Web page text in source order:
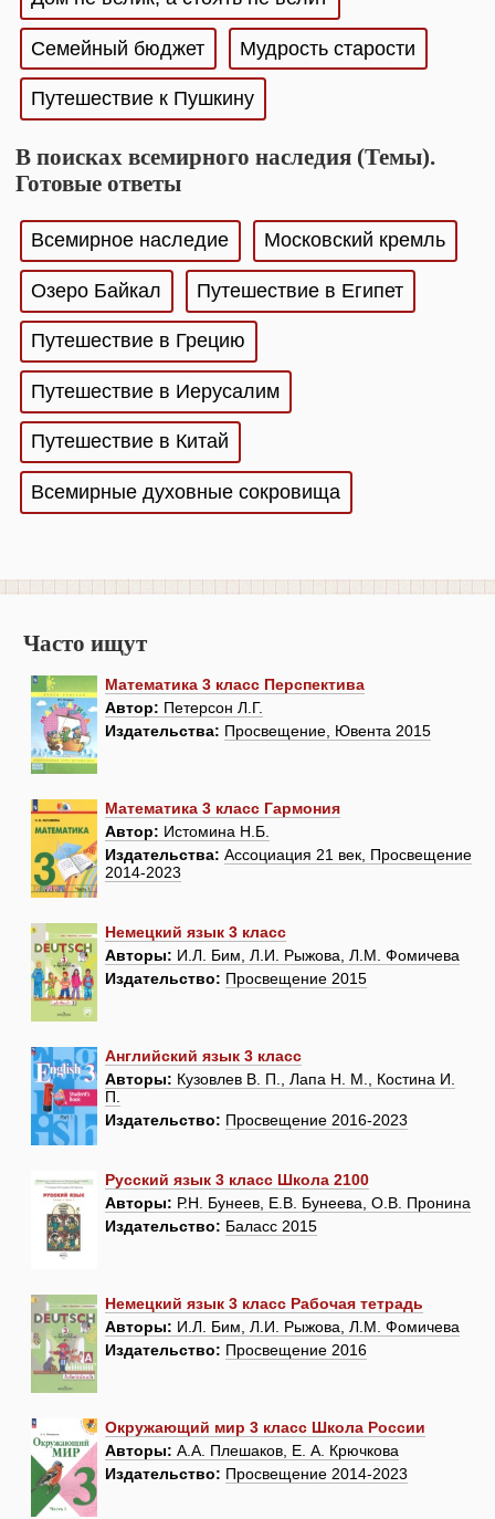
Семейный бюджет Мудрость старости
Путешествие к Пушкину
В поисках всемирного наследия (Темы).
Готовые ответы
Всемирное наследие Московский кремль
Озеро Байкал Путешествие в Египет
Путешествие в Грецию
Путешествие в Иерусалим
Путешествие в Китай
Всемирные духовные сокровища
Часто ищут
Математика 3 класс Перспектива
Автор: Петерсон Л.Г.
Издательства: Просвещение, Ювента 2015
Математика 3 класс Гармония
Автор: Истомина Н.Б.
Издательства: Ассоциация 21 век, Просвещение
2014-2023
Немецкий язык 3 класс
Авторы: И.Л. Бим, Л.И. Рыжова, Л.М. Фомичева
Издательство: Просвещение 2015
Английский язык 3 класс
Авторы: Кузовлев В. П., Лапа Н. М., Костина И.
П.
Издательство: Просвещение 2016-2023
Русский язык 3 класс Школа 2100
Авторы: Р.Н. Бунеев, Е.В. Бунеева, О.В. Пронина
Издательство: Баласс 2015
Немецкий язык 3 класс Рабочая тетрадь
Авторы: И.Л. Бим, Л.И. Рыжова, Л.М. Фомичева
Издательство: Просвещение 2016
Окружающий мир 3 класс Школа России
Авторы: А.А. Плешаков, Е. А. Крючкова
Издательство: Просвещение 2014-2023